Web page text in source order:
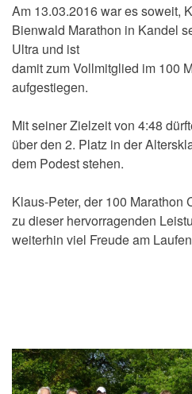
Am 13.03.2016 war es soweit,
Bienwald Marathon in Kandel
Ultra und ist
damit zum Vollmitglied im 100
aufgestiegen.
Mit seiner Zielzeit von 4:48
über den 2. Platz in der
dem Podest stehen.
Klaus-Peter, der 100 Marathon
zu dieser hervorragenden
weiterhin viel Freude am